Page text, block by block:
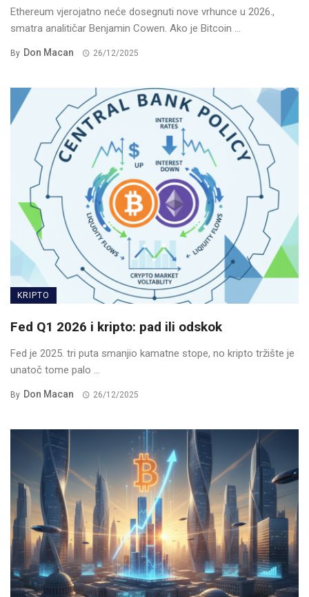
Ethereum vjerojatno neće dosegnuti nove vrhunce u 2026.,
smatra analitičar Benjamin Cowen. Ako je Bitcoin ...
By Don Macan 26/12/2025
KRIPTO
Fed Q1 2026 i kripto: pad ili odskok
Fed je 2025. tri puta smanjio kamatne stope, no kripto tržište je
unatoč tome palo ...
By Don Macan 26/12/2025